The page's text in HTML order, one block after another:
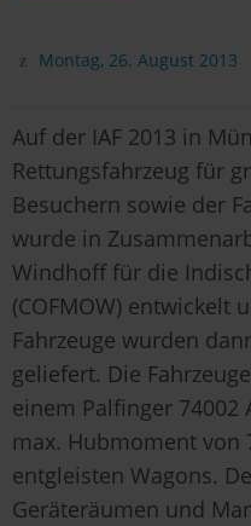
Montag, 26. August 2013
Auf der IAF 2013 in
Rettungsfahrzeug für
Besuchern sowie der
wurde in
Windhoff für die
(COFMOW) entwickelt
Fahrzeuge wurden
geliefert. Die
einem Palfinger 74002
max. Hubmoment von
entgleisten Wagons.
Geräteräumen und